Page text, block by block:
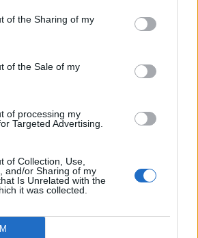
of the Sharing of my
of the Sale of my
of processing my
Targeted Advertising.
of Collection, Use,
and/or Sharing of my
Is Unrelated with the
it was collected.
nyeri a székely
5.
otthon tartja mindhárom pontot
diadalmaskodik